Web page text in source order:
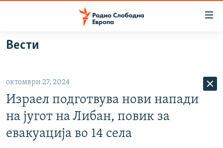
Оди
на
главната
навигација
Премини
на
ВИЗУЕЛНО
ВЕСТИ
ШТО ТРЕБА ДА ЗНАЕТЕ
ПРИЈАВИ СЕ ЗА ЊУЗЛЕТЕР
Вести
октомври 27, 2024
Израел подготвува нови напади
на југот на Либан, повик за
евакуација во 14 села